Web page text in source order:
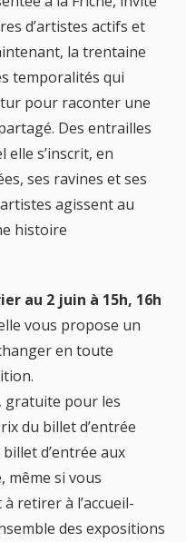
d’artistes actifs et
la trentaine
temporalités qui
pour raconter une
Des entrailles
elle s’inscrit, en
ses ravines et ses
agissent au
histoire
au 2 juin à 15h, 16h
vous propose un
en toute
gratuite pour les
du billet d’entrée
d’entrée aux
même si vous
retirer à l’accueil-
des expositions